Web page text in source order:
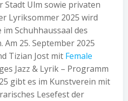
Ulm sowie privaten
Lyriksommer 2025 wird
Schuhhaussaal des
25. September 2025
Tizian Jost mit Female
Jazz & Lyrik – Programm
gibt es im Kunstverein mit
Lesefest der